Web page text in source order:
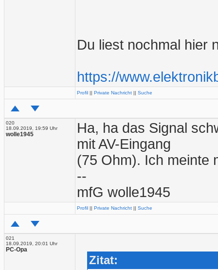
Du liest nochmal hier
https://
Profil || Private Nachricht || Suche
020
18.09.2019, 19:59 Uhr
wolle1945
Ha, ha das Signal
mit AV-Eingang
(75 Ohm). Ich meinte
--
mfG wolle1945
Profil || Private Nachricht || Suche
021
18.09.2019, 20:01 Uhr
PC-Opa
Zitat: